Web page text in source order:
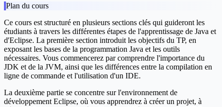
Plan du cours
Ce cours est structuré en plusieurs sections clés qui guideront les
étudiants à travers les différentes étapes de l'apprentissage de Java et
d'Eclipse. La première section introduit les objectifs du TP, en
exposant les bases de la programmation Java et les outils
nécessaires. Vous commencerez par comprendre l'importance du
JDK et de la JVM, ainsi que les différences entre la compilation en
ligne de commande et l'utilisation d'un IDE.
La deuxième partie se concentre sur l'environnement de
développement Eclipse, où vous apprendrez à créer un projet, à